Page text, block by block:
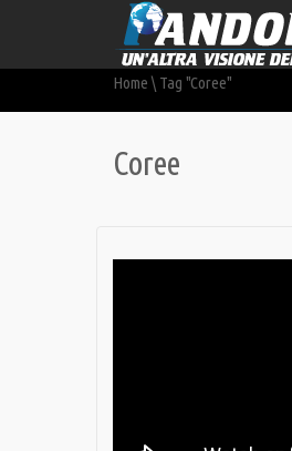
Home \ Tag "Coree"
Coree